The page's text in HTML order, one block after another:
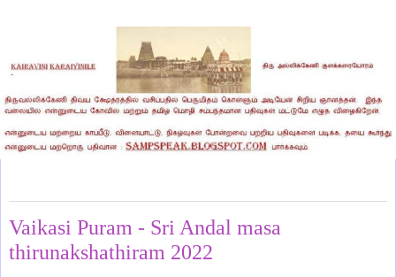
Vaikasi Puram - Sri Andal masa
thirunakshathiram 2022